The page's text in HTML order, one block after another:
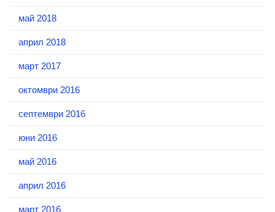
май 2018
април 2018
март 2017
октомври 2016
септември 2016
юни 2016
май 2016
април 2016
март 2016